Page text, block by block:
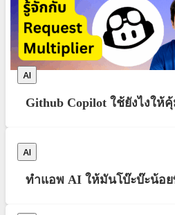
AI
Github Copilot ใช้ยังไงให้
AI
ทำแอพ AI ให้มันโบ๊ะบ๊ะน้อ